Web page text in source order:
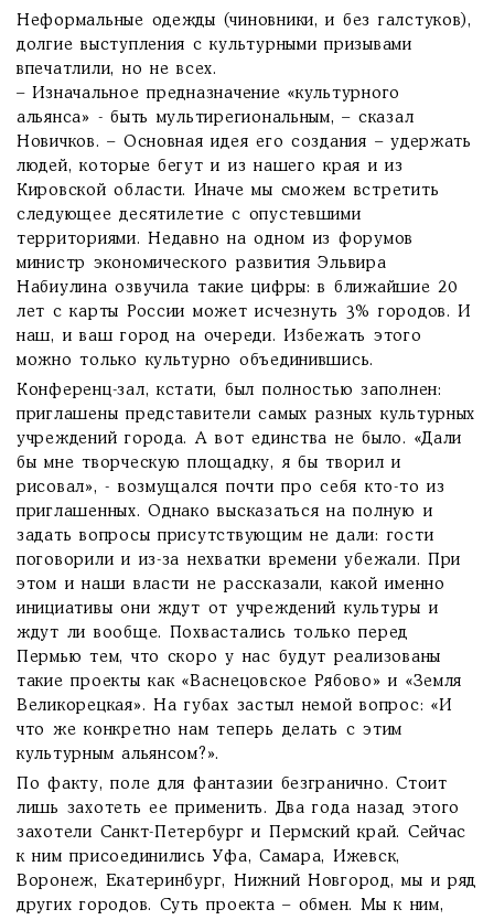
Неформальные одежды (чиновники, и без галстуков),
долгие выступления с культурными призывами
впечатлили, но не всех.
– Изначальное предназначение «культурного
альянса» - быть мультирегиональным, – сказал
Новичков. – Основная идея его создания – удержать
людей, которые бегут и из нашего края и из
Кировской области. Иначе мы сможем встретить
следующее десятилетие с опустевшими
территориями. Недавно на одном из форумов
министр экономического развития Эльвира
Набиулина озвучила такие цифры: в ближайшие 20
лет с карты России может исчезнуть 3% городов. И
наш, и ваш город на очереди. Избежать этого
можно только культурно объединившись.
Конференц-зал, кстати, был полностью заполнен:
приглашены представители самых разных культурных
учреждений города. А вот единства не было. «Дали
бы мне творческую площадку, я бы творил и
рисовал», - возмущался почти про себя кто-то из
приглашенных. Однако высказаться на полную и
задать вопросы присутствующим не дали: гости
поговорили и из-за нехватки времени убежали. При
этом и наши власти не рассказали, какой именно
инициативы они ждут от учреждений культуры и
ждут ли вообще. Похвастались только перед
Пермью тем, что скоро у нас будут реализованы
такие проекты как «Васнецовское Рябово» и «Земля
Великорецкая». На губах застыл немой вопрос: «И
что же конкретно нам теперь делать с этим
культурным альянсом?».
По факту, поле для фантазии безгранично. Стоит
лишь захотеть ее применить. Два года назад этого
захотели Санкт-Петербург и Пермский край. Сейчас
к ним присоединились Уфа, Самара, Ижевск,
Воронеж, Екатеринбург, Нижний Новгород, мы и ряд
других городов. Суть проекта – обмен. Мы к ним,